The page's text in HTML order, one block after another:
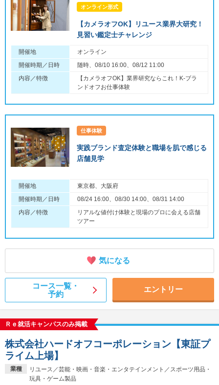
オンライン形式
【カメラオフOK】リユース業界大研究！
見習い鑑定士チャレンジ
開催地
オンライン
開催時期／日時
随時、08/10 16:00、08/12 11:00
内容／特徴
【カメラオフOK】業界研究ならこれ！K-ブラ
ンドオフお仕事体験
仕事体験
実践ブランド査定体験と職場を肌で感じる
店舗見学
開催地
東京都、大阪府
開催時期／日時
08/24 16:00、08/30 14:00、08/31 14:00
内容／特徴
リアルな値付け体験と現場のプロに会える店舗
ツアー
気になる
コース一覧・
予約
エントリー
Ｒｅ就活キャンパスのみ掲載
業種
リユース／芸能・映画・音楽・エンタテインメント／スポーツ用品・
玩具・ゲーム製品
株式会社ハードオフコーポレーション【東証プ
ライム上場】